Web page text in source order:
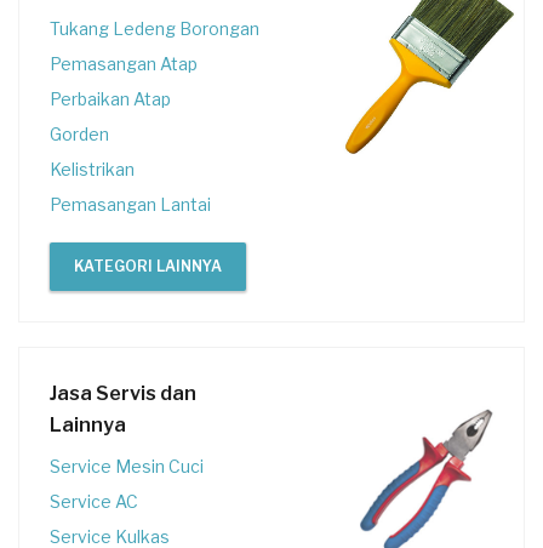
Tukang Ledeng Borongan
Pemasangan Atap
Perbaikan Atap
Gorden
Kelistrikan
Pemasangan Lantai
KATEGORI LAINNYA
Jasa Servis dan
Lainnya
Service Mesin Cuci
Service AC
Service Kulkas